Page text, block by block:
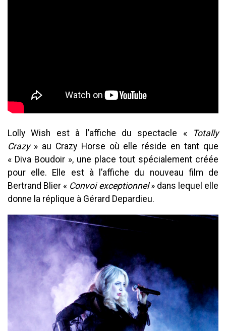
Lolly Wish est à l’affiche du spectacle «
Totally
Crazy» au Crazy Horse où elle réside en tant que
« Diva Boudoir », une place tout spécialement créée
pour elle. Elle est à l’affiche du nouveau film de
Bertrand Blier « Convoi exceptionnel» dans lequel elle
donne la réplique à Gérard Depardieu.